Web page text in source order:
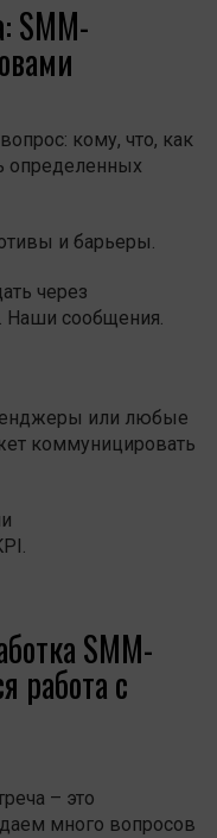
SMM-
кому, что, как
определенных
и барьеры.
через
Наши сообщения.
или любые
коммуницировать
SMM-
работа с
– это
много вопросов